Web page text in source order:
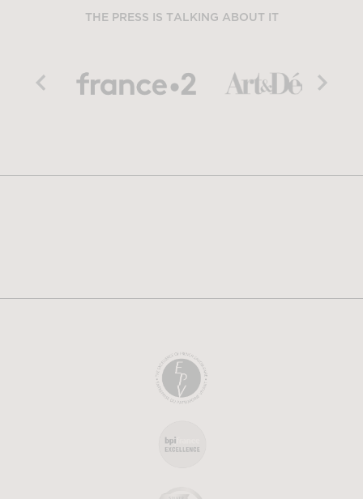
THE PRESS IS TALKING ABOUT IT